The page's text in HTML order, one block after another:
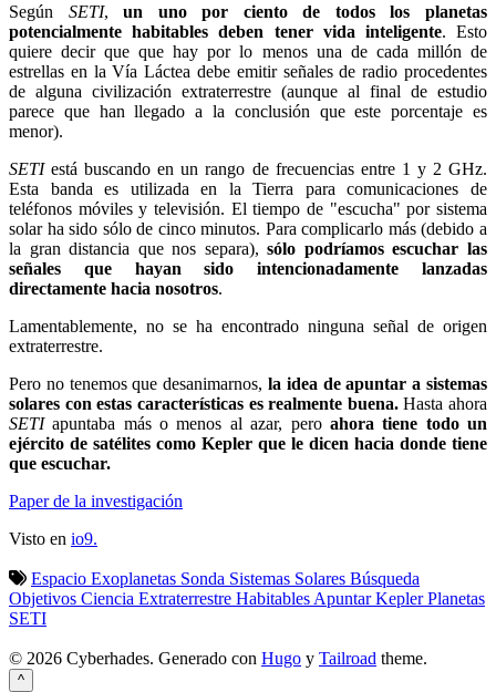
Según SETI,un uno por ciento de todos los planetas
potencialmente habitables deben tener vida inteligente. Esto
quiere decir que que hay por lo menos una de cada millón de
estrellas en la Vía Láctea debe emitir señales de radio procedentes
de alguna civilización extraterrestre (aunque al final de estudio
parece que han llegado a la conclusión que este porcentaje es
menor).
SETIestá buscando en un rango de frecuencias entre 1 y 2 GHz.
Esta banda es utilizada en la Tierra para comunicaciones de
teléfonos móviles y televisión. El tiempo de "escucha" por sistema
solar ha sido sólo de cinco minutos. Para complicarlo más (debido a
la gran distancia que nos separa),sólo podríamos escuchar las
señales que hayan sido intencionadamente lanzadas
directamente hacia nosotros.
Lamentablemente, no se ha encontrado ninguna señal de origen
extraterrestre.
Pero no tenemos que desanimarnos, la idea de apuntar a sistemas
solares con estas características es realmente buena.Hasta ahora
SETIapuntaba más o menos al azar, pero ahora tiene todo un
ejército de satélites como Kepler que le dicen hacia donde tiene
que escuchar.
Paper de la investigación
Visto en io9.
Espacio Exoplanetas Sonda Sistemas Solares Búsqueda
Objetivos Ciencia Extraterrestre Habitables ApuntarKeplerPlanetas
SETI
© 2026 Cyberhades. Generado con Hugo y Tailroad theme.
^